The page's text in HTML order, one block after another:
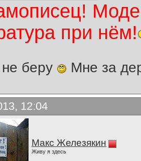
при нём!
беру Мне за
12:04
Макс Железякин
Живу я здесь